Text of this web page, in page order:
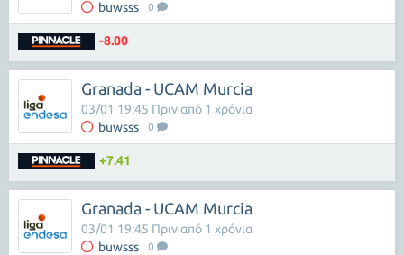
buwsss 0
-8.00
Granada - UCAM Murcia
buwsss 0
03/01 19:45 Πριν από 1 χρόνια
+7.41
Granada - UCAM Murcia
buwsss 0
03/01 19:45 Πριν από 1 χρόνια